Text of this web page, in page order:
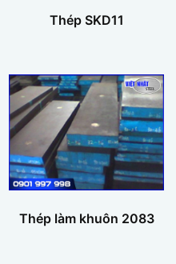
Thép SKD11
Thép làm khuôn 2083